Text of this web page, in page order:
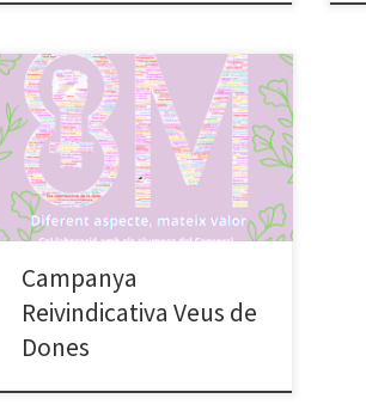
Campanya
Reivindicativa Veus de
Dones